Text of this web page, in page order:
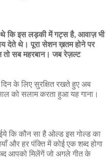
थे कि इस लड़की में गट्स है, आवाज़ भी
देते थे। पूरा सेशन ख़तम होने पर
सब महरबान। जब रेज़ल्ट
के लिए सुरक्षित रखते हुए अब
को सलाम करता हुआ यह गाना।
कि कौन सा है ओल्ड इस गोल्ड का
और हर पंक्ति में कोई एक शब्द होगा
आपको मिलेंगें जो अगले गीत के